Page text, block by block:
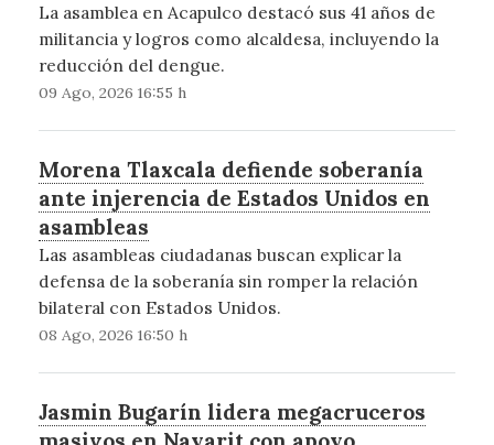
La asamblea en Acapulco destacó sus 41 años de
militancia y logros como alcaldesa, incluyendo la
reducción del dengue.
09 Ago, 2026 16:55 h
Morena Tlaxcala defiende soberanía
ante injerencia de Estados Unidos en
asambleas
Las asambleas ciudadanas buscan explicar la
defensa de la soberanía sin romper la relación
bilateral con Estados Unidos.
08 Ago, 2026 16:50 h
Jasmin Bugarín lidera megacruceros